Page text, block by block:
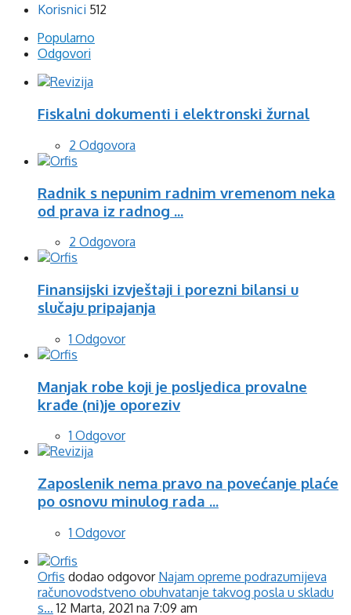
Korisnici 512
Popularno
Odgovori
Fiskalni dokumenti i elektronski žurnal
2 Odgovora
Radnik s nepunim radnim vremenom neka
od prava iz radnog ...
2 Odgovora
Finansijski izvještaji i porezni bilansi u
slučaju pripajanja
1 Odgovor
Manjak robe koji je posljedica provalne
krađe (ni)je oporeziv
1 Odgovor
Zaposlenik nema pravo na povećanje plaće
po osnovu minulog rada ...
1 Odgovor
Orfis dodao odgovor Najam opreme podrazumijeva
računovodstveno obuhvatanje takvog posla u skladu
s… 12 Marta, 2021 na 7:09 am